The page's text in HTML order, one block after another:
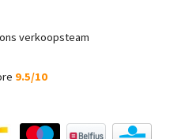
verkoopsteam
9.5/10